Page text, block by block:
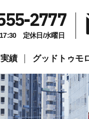
績 グッドトゥモ
2777
定休日/水曜日